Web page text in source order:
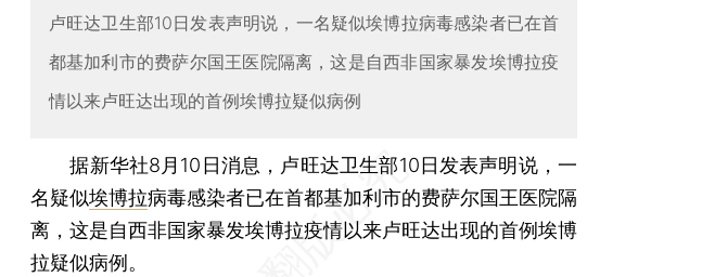
卢旺达卫生部10日发表声明说，一名疑似埃博拉病毒感染者已在首
都基加利市的费萨尔国王医院隔离，这是自西非国家暴发埃博拉疫
情以来卢旺达出现的首例埃博拉疑似病例
据新华社8月10日消息，卢旺达卫生部10日发表声明说，一
名疑似埃博拉病毒感染者已在首都基加利市的费萨尔国王医院隔
离，这是自西非国家暴发埃博拉疫情以来卢旺达出现的首例埃博
拉疑似病例。